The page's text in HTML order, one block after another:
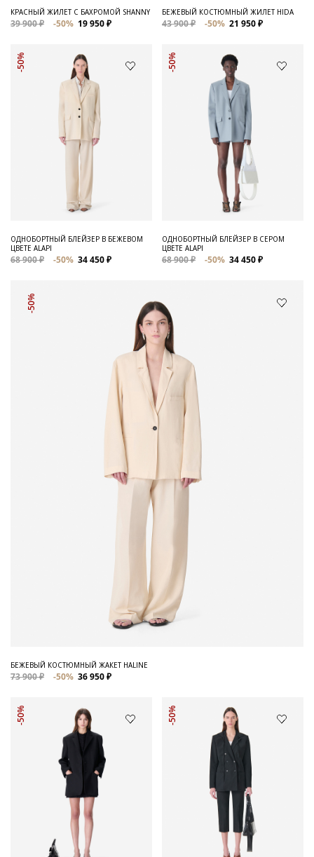
КРАСНЫЙ ЖИЛЕТ С БАХРОМОЙ SHANNY
39 900 ₽ -50% 19 950 ₽
БЕЖЕВЫЙ КОСТЮМНЫЙ ЖИЛЕТ HIDA
43 900 ₽ -50% 21 950 ₽
-50%
ОДНОБОРТНЫЙ БЛЕЙЗЕР В БЕЖЕВОМ
ЦВЕТЕ ALAPI
68 900 ₽ -50% 34 450 ₽
-50%
ОДНОБОРТНЫЙ БЛЕЙЗЕР В СЕРОМ
ЦВЕТЕ ALAPI
68 900 ₽ -50% 34 450 ₽
-50%
БЕЖЕВЫЙ КОСТЮМНЫЙ ЖАКЕТ HALINE
73 900 ₽ -50% 36 950 ₽
-50% -50%